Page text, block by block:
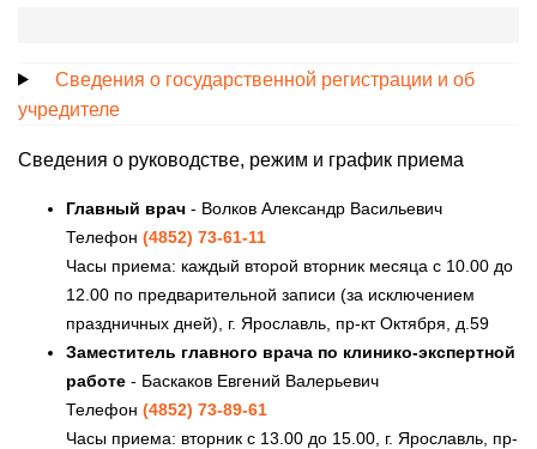
Сведения о государственной регистрации и об
учредителе
Сведения о руководстве, режим и график приема
Главный врач - Волков Александр Васильевич
Телефон (4852) 73-61-11
Часы приема: каждый второй вторник месяца с 10.00 до
12.00 по предварительной записи (за исключением
праздничных дней), г. Ярославль, пр-кт Октября, д.59
Заместитель главного врача по клинико-экспертной
работе - Баскаков Евгений Валерьевич
Телефон (4852) 73-89-61
Часы приема: вторник с 13.00 до 15.00, г. Ярославль, пр-